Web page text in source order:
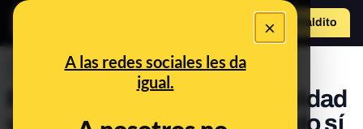
×
A las redes sociales les da
igual.
Hazte Maldito
PREBUNKING
El principio de no retroactividad
y la reforma de la ley del ‘solo sí